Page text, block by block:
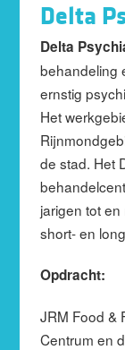
Delta
Delta
behandeling
ernstig
Het
de stad. Het
jarigen tot
short- en
Opdracht:
JRM Food &
Centrum en